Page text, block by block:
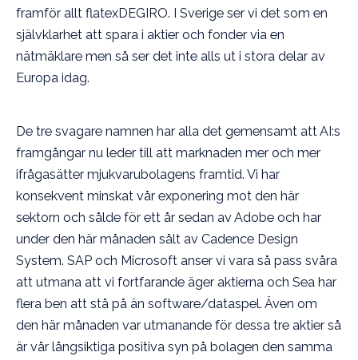
framför allt flatexDEGIRO. I Sverige ser vi det som en
självklarhet att spara i aktier och fonder via en
nätmäklare men så ser det inte alls ut i stora delar av
Europa idag.
De tre svagare namnen har alla det gemensamt att AI:s
framgångar nu leder till att marknaden mer och mer
ifrågasätter mjukvarubolagens framtid. Vi har
konsekvent minskat vår exponering mot den här
sektorn och sålde för ett år sedan av Adobe och har
under den här månaden sålt av Cadence Design
System. SAP och Microsoft anser vi vara så pass svåra
att utmana att vi fortfarande äger aktierna och Sea har
flera ben att stå på än software/dataspel. Även om
den här månaden var utmanande för dessa tre aktier så
är vår långsiktiga positiva syn på bolagen den samma